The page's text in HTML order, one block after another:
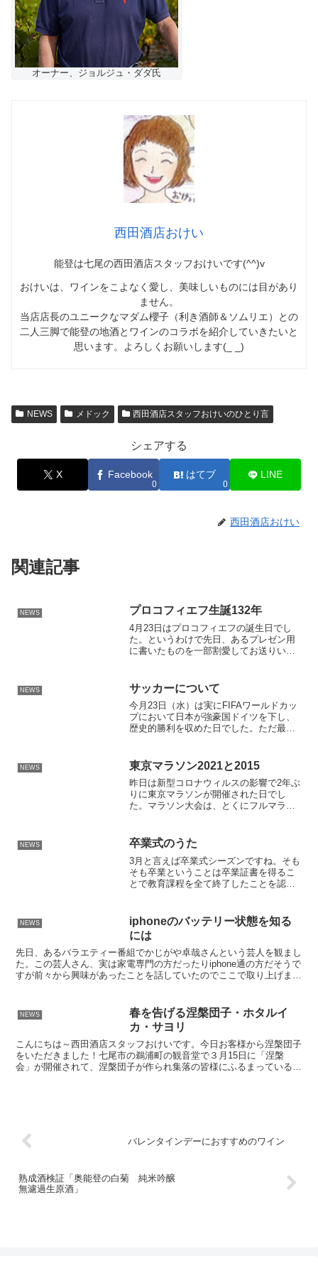
オーナー、ジョルジュ・ダダ氏
西田酒店おけい
能登は七尾の西田酒店スタッフおけいです(^^)v
おけいは、ワインをこよなく愛し、美味しいものには目があり
ません。
当店店長のユニークなマダム櫻子（利き酒師＆ソムリエ）との
二人三脚で能登の地酒とワインのコラボを紹介していきたいと
思います。よろしくお願いします(_ _)
NEWS メドック 西田酒店スタッフおけいのひとり言
シェアする
X Facebook
0
はてブ
0
LINE
西田酒店おけい
関連記事
NEWS プロコフィエフ生誕132年
4月23日はプロコフィエフの誕生日でし
た。というわけで先日、あるプレゼン用
に書いたものを一部割愛してお送りいた
1891～1953セルゲイ・プロコフィエフ
（うさぎ年 一...
NEWS サッカーについて
今月23日（水）は実にFIFAワールドカッ
プにおいて日本が強豪国ドイツを下し、
歴史的勝利を収めた日でした。ただ最初
点につながらなかったシュートを除け
ば、両チームと...
NEWS 東京マラソン2021と2015
昨日は新型コロナウィルスの影響で2年ぶ
りに東京マラソンが開催された日でし
た。マラソン大会は、とくにフルマラソ
が。印象に残ったことを３つ言いますと
キプチョゲ選手2時間2分...
NEWS 卒業式のうた
3月と言えば卒業式シーズンですね。そも
そも卒業ということは卒業証書を得るこ
とで教育課程を全て終了したことを認定
た新しい門出を表していますね。そして
いろいろな思い...
NEWS
iphoneのバッテリー状態を知る
には
先日、あるバラエティー番組でかじがや卓哉さんという芸人を観まし
た。この芸人さん、実は家電専門の方だったりiphone通の方だそうで
すが前々から興味があったことを話していたのでここで取り上げま
NEWS
春を告げる涅槃団子・ホタルイ
カ・サヨリ
こんにちは～西田酒店スタッフおけいです。今日お客様から涅槃団子
をいただきました！七尾市の鵜浦町の観音堂で３月15日に「涅槃
会」が開催されて、涅槃団子が作られ集落の皆様にふるまっているそ
バレンタインデーにおすすめのワイン
熟成酒検証「奥能登の白菊 純米吟醸
無濾過生原酒」